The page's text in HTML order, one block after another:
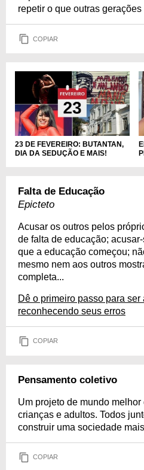
repetir o que outras gerações
COPIAR
23 DE FEVEREIRO: BUTANTAN,
DIA DA SEDUÇÃO E MAIS!
Falta de Educação
Epicteto
Acusar os outros pelos
de falta de educação;
que a educação começou;
mesmo nem aos outros
completa...
Dê o primeiro passo para
reconhecendo seus erros
COPIAR
Pensamento coletivo
Um projeto de mundo
crianças e adultos. Todos
construir uma sociedade
COPIAR